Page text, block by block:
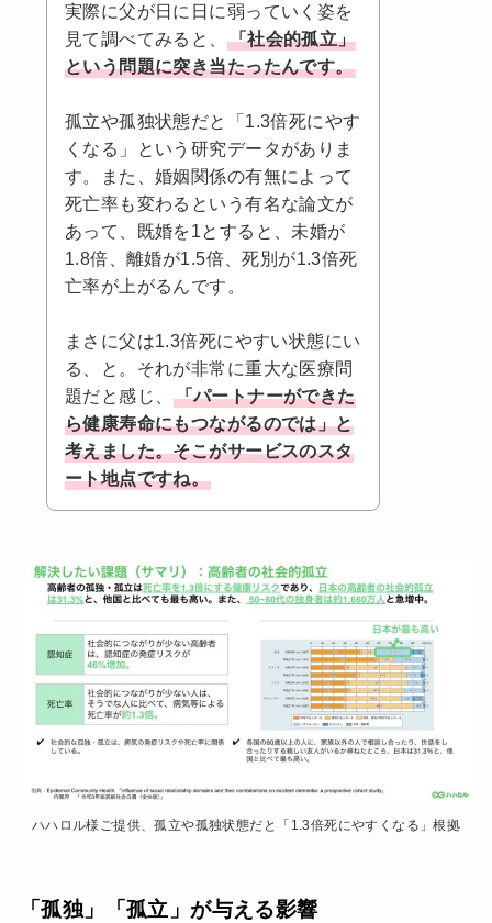
実際に父が日に日に弱っていく姿を
見て調べてみると、
「社会的孤立」
という問題に突き当たったんです。
孤立や孤独状態だと「1.3倍死にやす
くなる」という研究データがありま
す。また、婚姻関係の有無によって
死亡率も変わるという有名な論文が
あって、既婚を1とすると、未婚が
1.8倍、離婚が1.5倍、死別が1.3倍死
亡率が上がるんです。
まさに父は1.3倍死にやすい状態にい
る、と。それが非常に重大な医療問
題だと感じ、
「パートナーができた
ら健康寿命にもつながるのでは」と
考えました。そこがサービスのスタ
ート地点ですね。
ハハロル様ご提供、孤立や孤独状態だと「1.3倍死にやすくなる」根拠
「孤独」「孤立」が与える影響